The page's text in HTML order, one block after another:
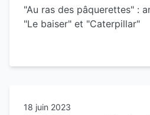
"Au ras des pâquerettes" :
"Le baiser" et "Caterpillar"
18 juin 2023